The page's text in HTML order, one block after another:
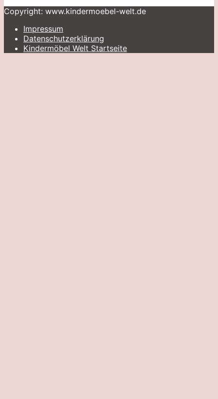
Copyright: www.kindermoebel-welt.de
Impressum
Datenschutzerklärung
Kindermöbel Welt Startseite